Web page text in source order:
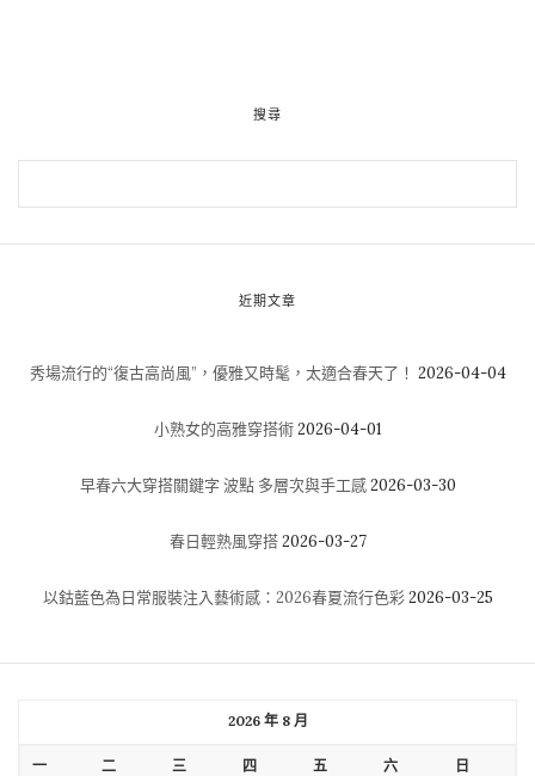
搜尋
近期文章
秀場流行的“復古高尚風”，優雅又時髦，太適合春天了！ 2026-04-04
小熟女的高雅穿搭術 2026-04-01
早春六大穿搭關鍵字 波點 多層次與手工感 2026-03-30
春日輕熟風穿搭 2026-03-27
以鈷藍色為日常服裝注入藝術感：2026春夏流行色彩 2026-03-25
2026 年 8 月
一 二 三 四 五 六 日